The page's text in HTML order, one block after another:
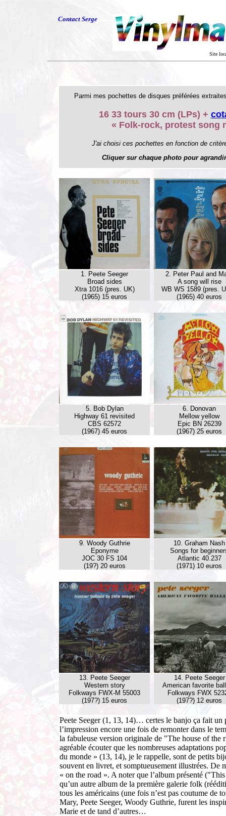
Contact Serge
Site
Parmi mes pochettes de disques préférées
16 33 tours 30 cm (LPs) +
« Folk-rock, protest song
J'ai choisi ces pochettes en fonction de
Cliquer sur chaque photo pour
1. Peete Seeger
Broad sides
Xtra 1016 (pres. UK)
(1965) 15 euros
2. Peter Paul and
A song will rise
WB WS 1589 (pres.
(1965) 40 euros
5. Bob Dylan
Highway 61 revisited
CBS 62572
(1967) 45 euros
6. Donovan
Mellow yellow
Epic BN 26239
(1967) 25 euros
9. Woody Guthrie
Eponyme
JOC 30 FS 104
(19?) 20 euros
10. Graham Nash
Songs for
Atlantic 40.237
(1971) 10 euros
13. Peete Seeger
Western story
Folkways FWX-M 55003
(197?) 15 euros
14. Peete Seeger
American favorite
Folkways FWX
(197?) 12 euros
Peete Seeger (1, 13, 14)… certes le banjo ça fait un
l’impression encore une fois de remonter dans le
la fabuleuse version originale de "The house of
agréable écouter que les nombreuses adaptations
du monde » (13, 14), je le rappelle, sont de petits
souvent en livret, et somptueusement illustrées. De
« on the road ». A noter que l’album présenté
qu’un autre album de la première galerie folk
tous les américains (une fois n’est pas coutume de
Mary, Peete Seeger, Woody Guthrie, furent les
Marie et de tand d’autres…